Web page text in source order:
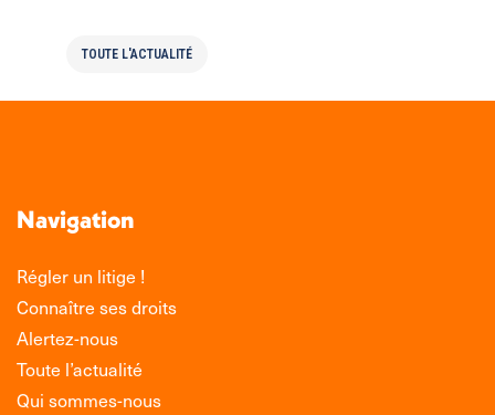
TOUTE L'ACTUALITÉ
Navigation
Régler un litige !
Connaître ses droits
Alertez-nous
Toute l’actualité
Qui sommes-nous